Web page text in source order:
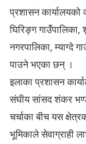
प्रशासन कार्यालयको
घिरिङ्ग गाउँपालिका,
नगरपालिका, म्याग्दे
पाउने भएका छन् ।
इलाका प्रशासन
संघीय सांसद शंकर
चर्चाका बीच यस
भूमिकाले सेवाग्राही